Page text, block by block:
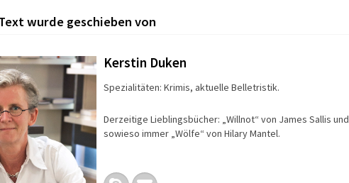
wurde geschieben von
Kerstin Duken
Spezialitäten: Krimis, aktuelle Belletristik.
Derzeitige Lieblingsbücher: „Willnot“ von James Sallis und
sowieso immer „Wölfe“ von Hilary Mantel.